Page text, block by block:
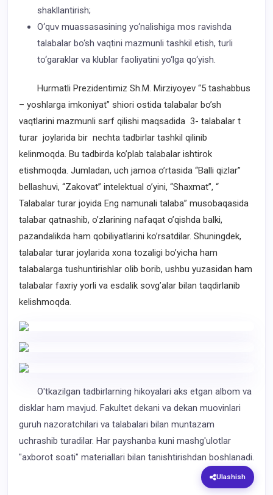
shakllantirish;
O‘quv muassasasining yo‘nalishiga mos ravishda
talabalar bo‘sh vaqtini mazmunli tashkil etish, turli
to‘garaklar va klublar faoliyatini yo‘lga qo‘yish.
Hurmatli Prezidentimiz Sh.M. Mirziyoyev “5 tashabbus
– yoshlarga imkoniyat” shiori ostida talabalar bo’sh
vaqtlarini mazmunli sarf qilishi maqsadida 3- talabalar t
turar joylarida bir nechta tadbirlar tashkil qilinib
kelinmoqda. Bu tadbirda ko’plab talabalar ishtirok
etishmoqda. Jumladan, uch jamoa o’rtasida “Balli qizlar”
bellashuvi, “Zakovat” intelektual o’yini, “Shaxmat”, “
Talabalar turar joyida Eng namunali talaba” musobaqasida
talabar qatnashib, o’zlarining nafaqat o’qishda balki,
pazandalikda ham qobiliyatlarini ko’rsatdilar. Shuningdek,
talabalar turar joylarida xona tozaligi bo’yicha ham
talabalarga tushuntirishlar olib borib, ushbu yuzasidan ham
talabalar faxriy yorli va esdalik sovg’alar bilan taqdirlanib
kelishmoqda.
O'tkazilgan tadbirlarning hikoyalari aks etgan albom va
disklar ham mavjud. Fakultet dekani va dekan muovinlari
guruh nazoratchilari va talabalari bilan muntazam
uchrashib turadilar. Har payshanba kuni mashg'ulotlar
"axborot soati" materiallari bilan tanishtirishdan boshlanadi.
Ulashish